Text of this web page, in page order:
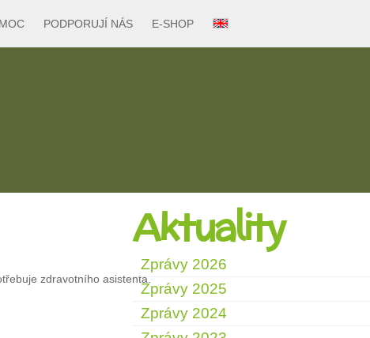
E-SHOP
PODPORUJÍ NÁS
zdravotního asistenta.
Aktuality
Zprávy 2026
Zprávy 2025
Zprávy 2024